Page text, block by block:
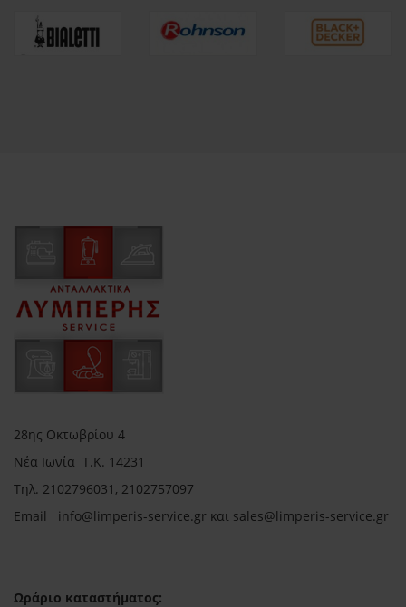
28ης Οκτωβρίου 4
Νέα Ιωνία Τ.Κ. 14231
Τηλ. 2102796031, 2102757097
Email info@limperis-service.gr και sales@limperis-service.gr
Ωράριο καταστήματος: